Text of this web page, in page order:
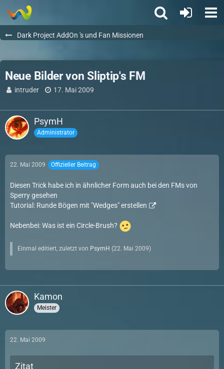
Dark Project AddOn 's und Fan Missionen
Neue Bilder von Sliptip's FM
intruder 17. Mai 2009
PsymH
Administrator
22. Mai 2009 Offizieller Beitrag
Diesen Trick habe ich in ähnlicher Form auch bei den FMs von
Sperry gesehen
Tutorial: Runde Bögen mit "Wedges" erstellen
Nebenbei: Was ist ein Circle-Brush?
Einmal editiert, zuletzt von PsymH (22. Mai 2009)
Kamon
Meister
22. Mai 2009
Zitat